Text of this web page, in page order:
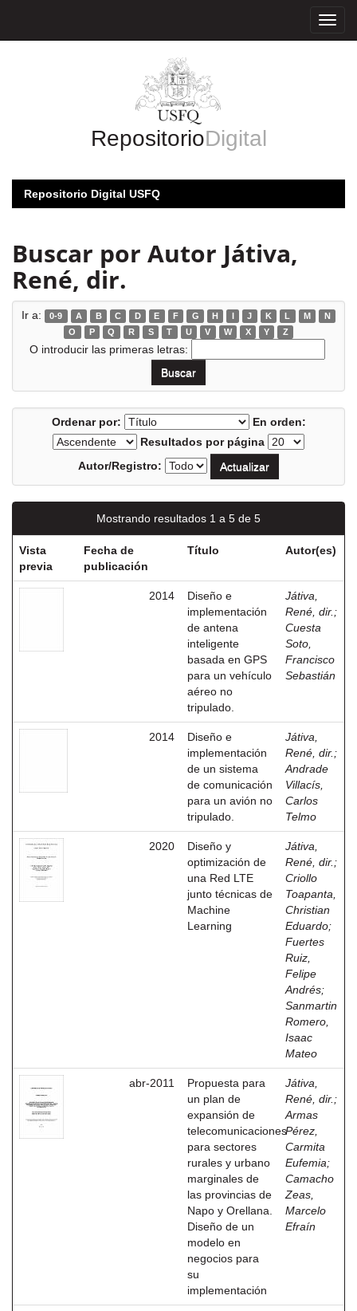
RepositorioDigital
Repositorio Digital USFQ
Buscar por Autor Játiva,
René, dir.
Ir a: 0-9 A B C D E F G H I J K L M
N
O
P Q R S T U V W X Y Z
O introducir las primeras letras:
Ordenar por:
En orden:
Resultados por página
Autor/Registro:
Mostrando resultados 1 a 5 de 5
Vista
previa
Fecha de
publicación
Título Autor(es)
2014
Diseño e
implementación
de antena
inteligente
basada en GPS
para un vehículo
aéreo no
tripulado.
Játiva,
René, dir. ;
Cuesta
Soto,
Francisco
Sebastián
2014
Diseño e
implementación
de un sistema
de comunicación
para un avión no
tripulado.
Játiva,
René, dir. ;
Andrade
Villacís,
Carlos
Telmo
2020
Diseño y
optimización de
una Red LTE
junto técnicas de
Machine
Learning
Játiva,
René, dir. ;
Criollo
Toapanta,
Christian
Eduardo;
Fuertes
Ruiz,
Felipe
Andrés;
Sanmartin
Romero,
Isaac
Mateo
abr-2011
Propuesta para
un plan de
expansión de
telecomunicaciones
para sectores
rurales y urbano
marginales de
las provincias de
Napo y Orellana.
Diseño de un
modelo en
negocios para
su
implementación
Játiva,
René, dir. ;
Armas
Pérez,
Carmita
Eufemia;
Camacho
Zeas,
Marcelo
Efraín